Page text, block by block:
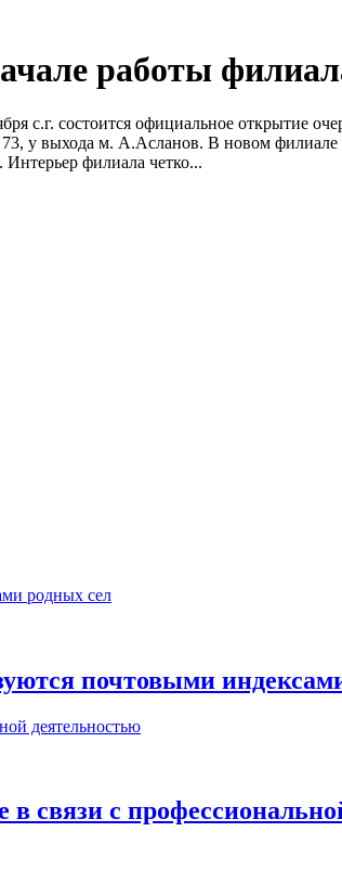
работы
с.г. состоится официальное открытие
у выхода м. А.Асланов. В новом
филиала четко...
почтовыми
в связи с